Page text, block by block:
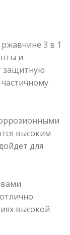
3 в 1
и
защитную
высоким
для
высокой